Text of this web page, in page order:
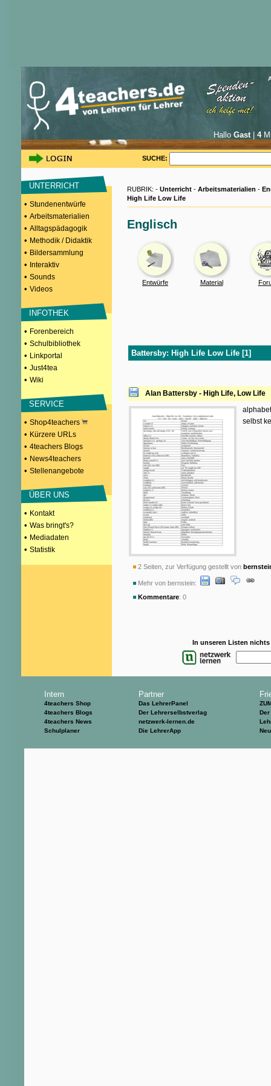
Hallo Gast| 4
SUCHE:
UNTERRICHT
• Stundenentwürfe
• Arbeitsmaterialien
• Alltagspädagogik
• Methodik / Didaktik
• Bildersammlung
• Interaktiv
• Sounds
• Videos
INFOTHEK
• Forenbereich
• Schulbibliothek
• Linkportal
• Just4tea
• Wiki
SERVICE
• Shop4teachers
• Kürzere URLs
• 4teachers Blogs
• News4teachers
• Stellenangebote
ÜBER UNS
• Kontakt
• Was bringt's?
• Mediadaten
• Statistik
RUBRIK: - Unterricht - Arbeitsmaterialien -
High Life Low Life
Englisch
Entwürfe Material
Battersby: High Life Low Life [1]
Alan Battersby - High Life, Low Life
selbst
2 Seiten, zur Verfügung gestellt von
Mehr von bernstein:
Kommentare: 0
In unseren Listen
Intern
4teachers Shop
4teachers Blogs
4teachers News
Schulplaner
Partner
Das LehrerPanel
Der Lehrerselbstverlag
netzwerk-lernen.de
Die LehrerApp